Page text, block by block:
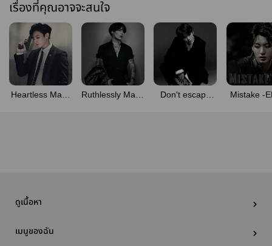
เรื่องที่คุณอาจจะสนใจ
Heartless Mafia
Ruthlessly Mafia
Don't escape
Mistake -
ดูเนื้อหา
เมนูของฉัน